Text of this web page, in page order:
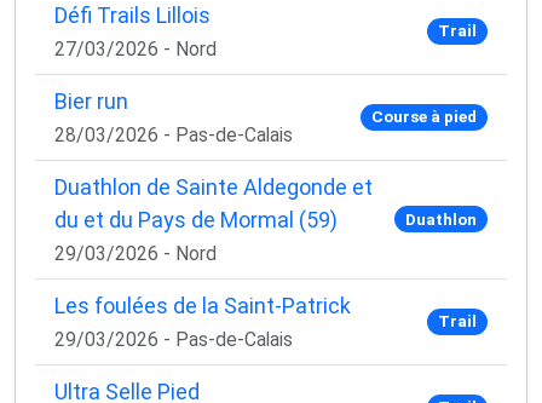
Défi Trails Lillois
27/03/2026 - Nord
Trail
Bier run
28/03/2026 - Pas-de-Calais
Course à pied
Duathlon de Sainte Aldegonde et
du et du Pays de Mormal (59)
29/03/2026 - Nord
Duathlon
Les foulées de la Saint-Patrick
29/03/2026 - Pas-de-Calais
Trail
Ultra Selle Pied